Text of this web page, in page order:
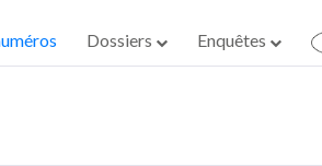
Dossiers Enquêtes